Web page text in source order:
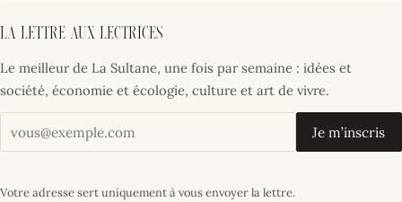
La lettre aux lectrices
Le meilleur de La Sultane, une fois par semaine : idées et
société, économie et écologie, culture et art de vivre.
Votre adresse email Je m’inscris
Votre adresse sert uniquement à vous envoyer la lettre.